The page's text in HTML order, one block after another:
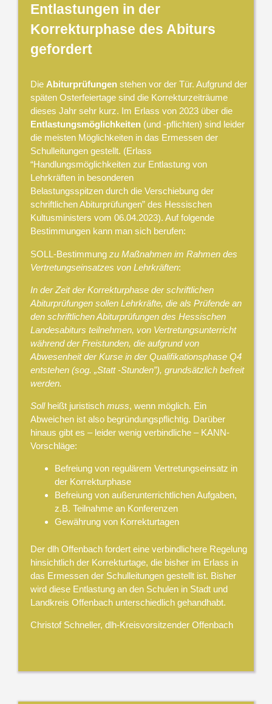
Entlastungen in der
Korrekturphase des Abiturs
gefordert
Die Abiturprüfungen stehen vor der Tür. Aufgrund der
späten Osterfeiertage sind die Korrekturzeiträume
dieses Jahr sehr kurz. Im Erlass von 2023 über die
Entlastungsmöglichkeiten (und -pflichten) sind leider
die meisten Möglichkeiten in das Ermessen der
Schulleitungen gestellt. (Erlass
“Handlungsmöglichkeiten zur Entlastung von
Lehrkräften in besonderen
Belastungsspitzen durch die Verschiebung der
schriftlichen Abiturprüfungen” des Hessischen
Kultusministers vom 06.04.2023). Auf folgende
Bestimmungen kann man sich berufen:
SOLL-Bestimmung zu Maßnahmen im Rahmen des
Vertretungseinsatzes von Lehrkräften:
In der Zeit der Korrekturphase der schriftlichen
Abiturprüfungen sollen Lehrkräfte, die als Prüfende an
den schriftlichen Abiturprüfungen des Hessischen
Landesabiturs teilnehmen, von Vertretungsunterricht
während der Freistunden, die aufgrund von
Abwesenheit der Kurse in der Qualifikationsphase Q4
entstehen (sog. „Statt -Stunden”), grundsätzlich befreit
werden.
Sollheißt juristisch muss, wenn möglich. Ein
Abweichen ist also begründungspflichtig. Darüber
hinaus gibt es – leider wenig verbindliche – KANN-
Vorschläge:
Befreiung von regulärem Vertretungseinsatz in
der Korrekturphase
Befreiung von außerunterrichtlichen Aufgaben,
z.B. Teilnahme an Konferenzen
Gewährung von Korrekturtagen
Der dlh Offenbach fordert eine verbindlichere Regelung
hinsichtlich der Korrekturtage, die bisher im Erlass in
das Ermessen der Schulleitungen gestellt ist. Bisher
wird diese Entlastung an den Schulen in Stadt und
Landkreis Offenbach unterschiedlich gehandhabt.
Christof Schneller, dlh-Kreisvorsitzender Offenbach